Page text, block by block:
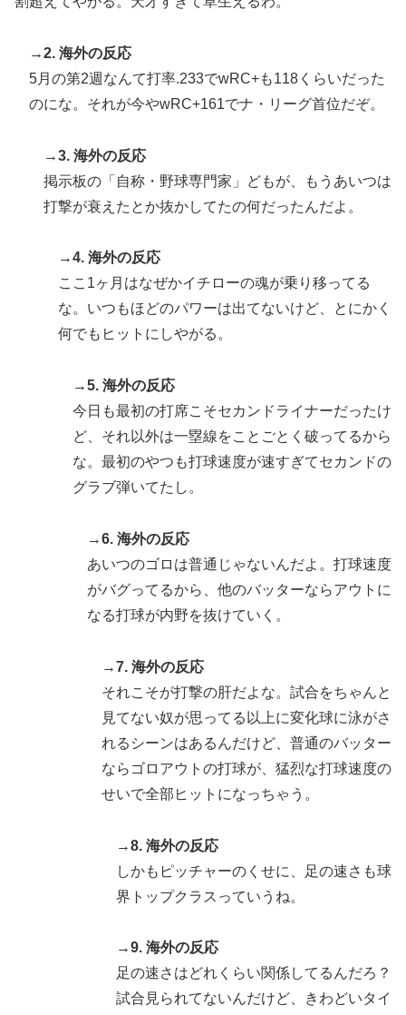
→2. 海外の反応
5月の第2週なんて打率.233でwRC+も118くらいだった
のにな。それが今やwRC+161でナ・リーグ首位だぞ。
→3. 海外の反応
掲示板の「自称・野球専門家」どもが、もうあいつは
打撃が衰えたとか抜かしてたの何だったんだよ。
→4. 海外の反応
ここ1ヶ月はなぜかイチローの魂が乗り移ってる
な。いつもほどのパワーは出てないけど、とにかく
何でもヒットにしやがる。
→5. 海外の反応
今日も最初の打席こそセカンドライナーだったけ
ど、それ以外は一塁線をことごとく破ってるから
な。最初のやつも打球速度が速すぎてセカンドの
グラブ弾いてたし。
→6. 海外の反応
あいつのゴロは普通じゃないんだよ。打球速度
がバグってるから、他のバッターならアウトに
なる打球が内野を抜けていく。
→7. 海外の反応
それこそが打撃の肝だよな。試合をちゃんと
見てない奴が思ってる以上に変化球に泳がさ
れるシーンはあるんだけど、普通のバッター
ならゴロアウトの打球が、猛烈な打球速度の
せいで全部ヒットになっちゃう。
→8. 海外の反応
しかもピッチャーのくせに、足の速さも球
界トップクラスっていうね。
→9. 海外の反応
足の速さはどれくらい関係してるんだろ？
試合見られてないんだけど、きわどいタイ